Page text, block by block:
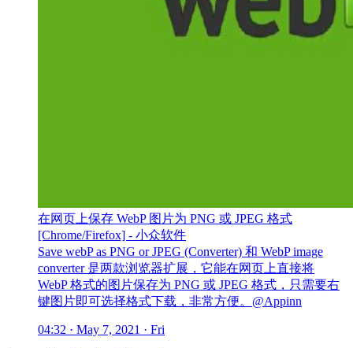
在网页上保存 WebP 图片为 PNG 或 JPEG 格式
[Chrome/Firefox] - 小众软件
Save webP as PNG or JPEG (Converter) 和 WebP image
converter 是两款浏览器扩展，它能在网页上直接将
WebP 格式的图片保存为 PNG 或 JPEG 格式，只需要右
键图片即可选择格式下载，非常方便。@Appinn
04:32 · May 7, 2021 · Fri